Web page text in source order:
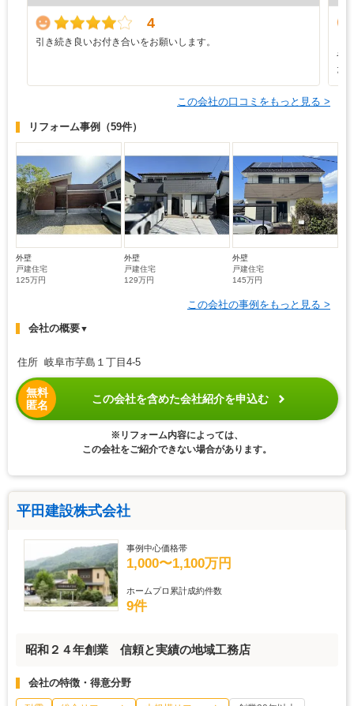
4
引き続き良いお付き合いをお願いします。
や
た
この会社の口コミをもっと見る >
リフォーム事例 （59件）
外壁
戸建住宅
125万円
外壁
戸建住宅
129万円
外壁
戸建住宅
145万円
この会社の事例をもっと見る >
会社の概要▼
住所 岐阜市芋島１丁目4-5
無料
匿名
この会社を含めた会社紹介を申込む
※リフォーム内容によっては、
この会社をご紹介できない場合があります。
平田建設株式会社
事例中心価格帯
1,000〜1,100万円
ホームプロ累計成約件数
9件
昭和２４年創業 信頼と実績の地域工務店
会社の特徴・得意分野